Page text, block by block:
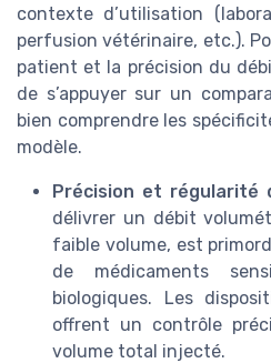
contexte d’utilisation
perfusion vétérinaire, etc.).
patient et la précision du
de s’appuyer sur un
bien comprendre les
modèle.
Précision et régularité
délivrer un débit
faible volume, est
de médicaments
biologiques. Les
offrent un contrôle
volume total injecté.